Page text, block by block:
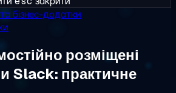
бізнес-додатки
розміщені
Slack: практичне